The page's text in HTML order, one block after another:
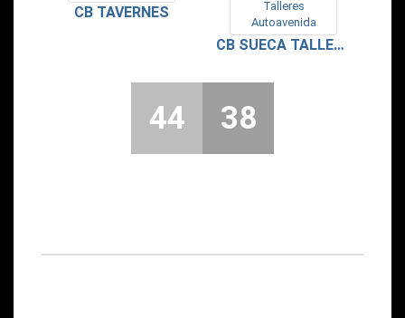
CB TAVERNES
CB SUECA TALLERES AUTOAVENIDA
44 38